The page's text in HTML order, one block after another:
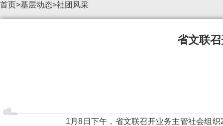
首页>基层动态>社团风采
省文联
1月8日下午，省文联召开业务主管社会组